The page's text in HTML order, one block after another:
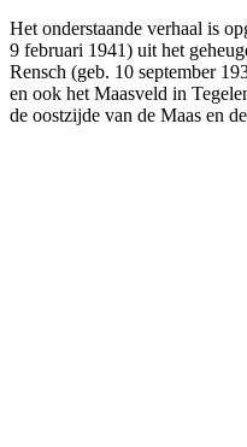
Het onderstaande verhaal is
9 februari 1941) uit het
Rensch (geb. 10 september
en ook het Maasveld in
de oostzijde van de Maas en